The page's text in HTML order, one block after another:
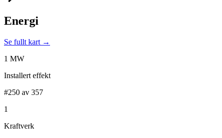
Energi
Se fullt kart →
1 MW
Installert effekt
#250 av 357
1
Kraftverk